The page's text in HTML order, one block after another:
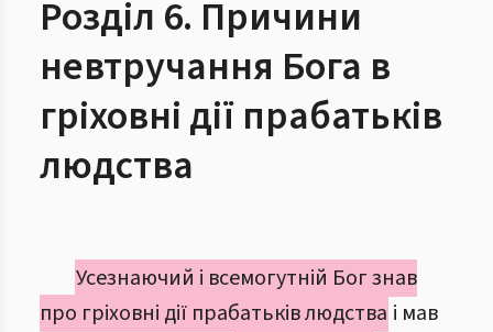
Розділ 6. Причини
невтручання Бога в
гріховні дії прабатьків
людства
Усезнаючий і всемогутній Бог знав
про гріховні дії прабатьків людства і мав